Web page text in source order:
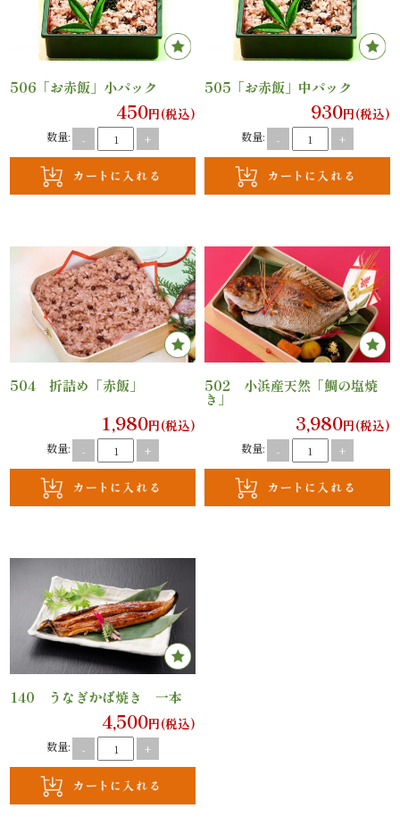
事・
祝
会
研
修
ラ
ン
会・
慰
ロ
ケ・
イ
ン
ト
506「お赤飯」小パック
450円(税込)
数量: - +
505「お赤飯」中パック
930円(税込)
数量: - +
504 折詰め「赤飯」
1,980円(税込)
数量: - +
502 小浜産天然「鯛の塩焼
き」
3,980円(税込)
数量: - +
140 うなぎかば焼き 一本
4,500円(税込)
数量: - +